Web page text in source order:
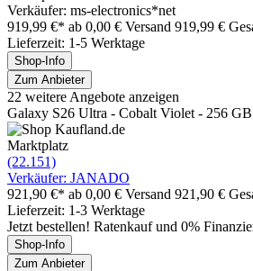
Verkäufer: ms-electronics*net
919,99 €* ab 0,00 € Versand 919,99 €
Lieferzeit: 1-5 Werktage
Shop-Info
Zum Anbieter
22 weitere Angebote anzeigen
Galaxy S26 Ultra - Cobalt Violet - 256
Marktplatz
(22.151)
Verkäufer: JANADO
921,90 €* ab 0,00 € Versand 921,90 €
Lieferzeit: 1-3 Werktage
Jetzt bestellen! Ratenkauf und 0%
Shop-Info
Zum Anbieter